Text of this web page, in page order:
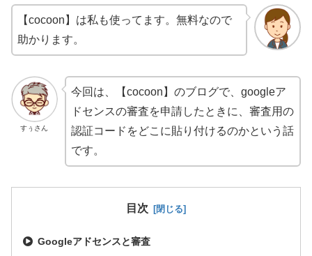
【cocoon】は私も使ってます。無料なので
助かります。
すぅさん
今回は、【cocoon】のブログで、googleア
ドセンスの審査を申請したときに、審査用の
認証コードをどこに貼り付けるのかという話
です。
目次
Googleアドセンスと審査